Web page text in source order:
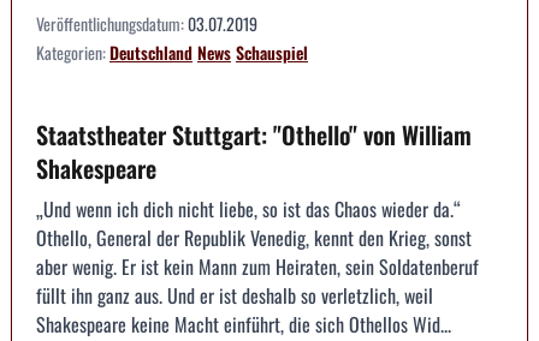
Veröffentlichungsdatum:03.07.2019
Kategorien:DeutschlandNewsSchauspiel
Staatstheater Stuttgart: "Othello" von William
Shakespeare
„Und wenn ich dich nicht liebe, so ist das Chaos wieder da.“
Othello, General der Republik Venedig, kennt den Krieg, sonst
aber wenig. Er ist kein Mann zum Heiraten, sein Soldatenberuf
füllt ihn ganz aus. Und er ist deshalb so verletzlich, weil
Shakespeare keine Macht einführt, die sich Othellos Wid...